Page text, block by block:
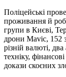
Поліцейські
проживання й
групи в Києві,
дрони Mavic, 152
різній валюті,
техніку,
докази скоєних